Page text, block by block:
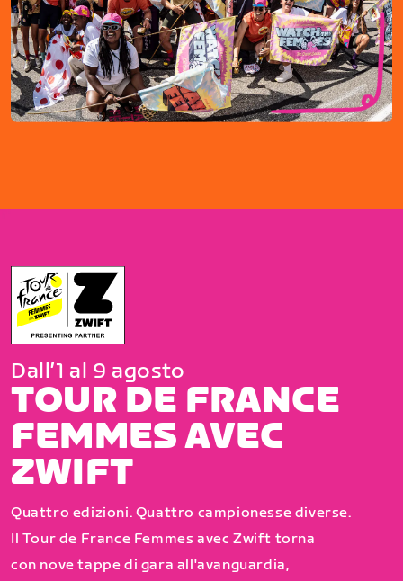
Dall’1 al 9 agosto
TOUR DE FRANCE
FEMMES AVEC
ZWIFT
Quattro edizioni. Quattro campionesse diverse.
Il Tour de France Femmes avec Zwift torna
con nove tappe di gara all'avanguardia,